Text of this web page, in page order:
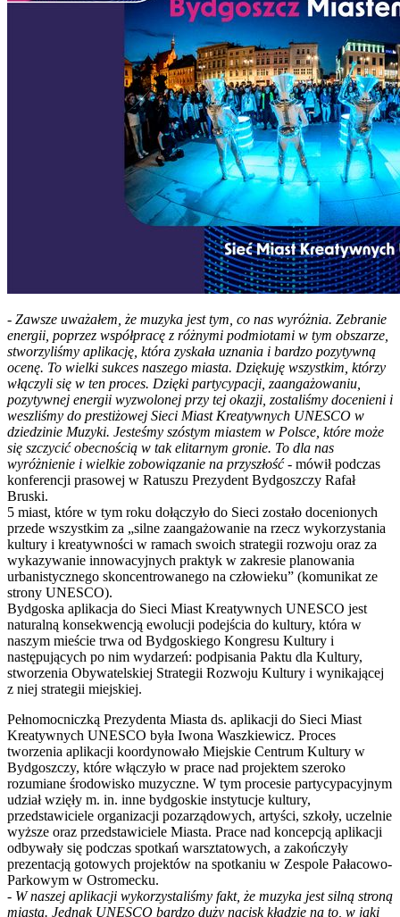
- Zawsze uważałem, że muzyka jest tym, co nas wyróżnia. Zebranie
energii, poprzez współpracę z różnymi podmiotami w tym obszarze,
stworzyliśmy aplikację, która zyskała uznania i bardzo pozytywną
ocenę. To wielki sukces naszego miasta. Dziękuję wszystkim, którzy
włączyli się w ten proces. Dzięki partycypacji, zaangażowaniu,
pozytywnej energii wyzwolonej przy tej okazji, zostaliśmy docenieni i
weszliśmy do prestiżowej Sieci Miast Kreatywnych UNESCO w
dziedzinie Muzyki. Jesteśmy szóstym miastem w Polsce, które może
się szczycić obecnością w tak elitarnym gronie. To dla nas
wyróżnienie i wielkie zobowiązanie na przyszłość- mówił podczas
konferencji prasowej w Ratuszu Prezydent Bydgoszczy Rafał
Bruski.
5 miast, które w tym roku dołączyło do Sieci zostało docenionych
przede wszystkim za „silne zaangażowanie na rzecz wykorzystania
kultury i kreatywności w ramach swoich strategii rozwoju oraz za
wykazywanie innowacyjnych praktyk w zakresie planowania
urbanistycznego skoncentrowanego na człowieku” (komunikat ze
strony UNESCO).
Bydgoska aplikacja do Sieci Miast Kreatywnych UNESCO jest
naturalną konsekwencją ewolucji podejścia do kultury, która w
naszym mieście trwa od Bydgoskiego Kongresu Kultury i
następujących po nim wydarzeń: podpisania Paktu dla Kultury,
stworzenia Obywatelskiej Strategii Rozwoju Kultury i wynikającej
z niej strategii miejskiej.
Pełnomocniczką Prezydenta Miasta ds. aplikacji do Sieci Miast
Kreatywnych UNESCO była Iwona Waszkiewicz. Proces
tworzenia aplikacji koordynowało Miejskie Centrum Kultury w
Bydgoszczy, które włączyło w prace nad projektem szeroko
rozumiane środowisko muzyczne. W tym procesie partycypacyjnym
udział wzięły m. in. inne bydgoskie instytucje kultury,
przedstawiciele organizacji pozarządowych, artyści, szkoły, uczelnie
wyższe oraz przedstawiciele Miasta. Prace nad koncepcją aplikacji
odbywały się podczas spotkań warsztatowych, a zakończyły
prezentacją gotowych projektów na spotkaniu w Zespole Pałacowo-
Parkowym w Ostromecku.
- W naszej aplikacji wykorzystaliśmy fakt, że muzyka jest silną stroną
miasta. Jednak UNESCO bardzo duży nacisk kładzie na to, w jaki